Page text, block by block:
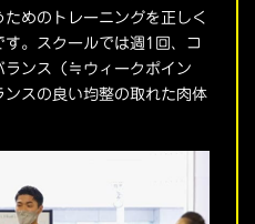
めのトレーニングを正しく
。スクールでは週1回、コ
ランス（≒ウィークポイン
ンスの良い均整の取れた肉体